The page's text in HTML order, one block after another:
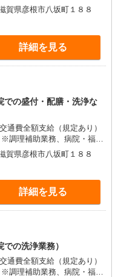
賀県彦根市八坂町１８８
詳細を見る
での盛付・配膳・洗浄な
通費全額支給（規定あり）
調理補助業務、病院・福祉
賀県彦根市八坂町１８８
詳細を見る
の洗浄業務）
通費全額支給（規定あり）
調理補助業務、病院・福祉